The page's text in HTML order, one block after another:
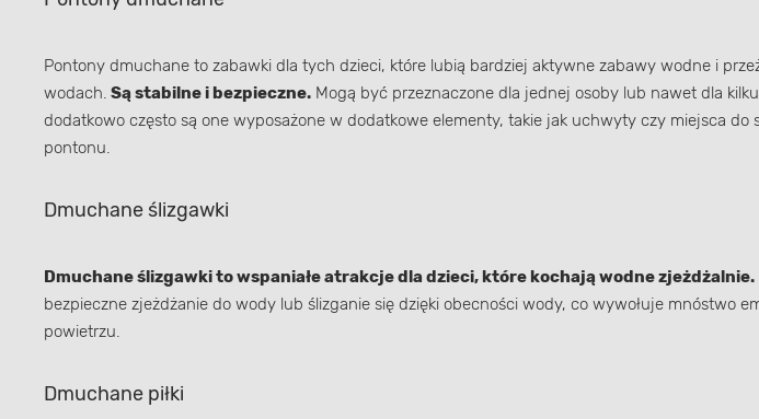
Pontony dmuchane to zabawki dla tych dzieci, które lubią bardziej aktywne zabawy wodne i
wodach. Są stabilne i bezpieczne. Mogą być przeznaczone dla jednej osoby lub nawet dla
dodatkowo często są one wyposażone w dodatkowe elementy, takie jak uchwyty czy miejsca
pontonu.
Dmuchane ślizgawki
Dmuchane ślizgawki to wspaniałe atrakcje dla dzieci, które kochają wodne zjeżdżalnie.
bezpieczne zjeżdżanie do wody lub ślizganie się dzięki obecności wody, co wywołuje mnóstwo
powietrzu.
Dmuchane piłki